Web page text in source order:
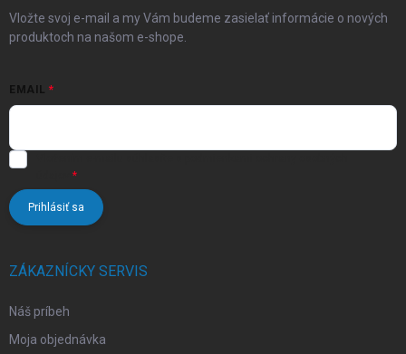
Vložte svoj e-mail a my Vám budeme zasielať informácie o nových
produktoch na našom e-shope.
EMAIL
Prihlásiť sa
ZÁKAZNÍCKY SERVIS
Náš príbeh
Moja objednávka